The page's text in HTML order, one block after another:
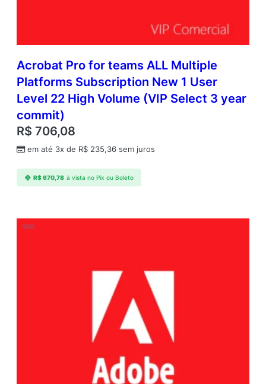
Acrobat Pro for teams ALL Multiple
Platforms Subscription New 1 User
Level 22 High Volume (VIP Select 3 year
commit)
R$ 706,08
em até 3x de R$ 235,36 sem juros
R$670,78 à vista no Pix ou Boleto